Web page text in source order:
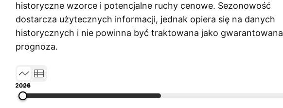
historyczne wzorce i potencjalne ruchy cenowe. Sezonowość
dostarcza użytecznych informacji, jednak opiera się na danych
historycznych i nie powinna być traktowana jako gwarantowana
prognoza.
2004
2009
2014
2019
2026